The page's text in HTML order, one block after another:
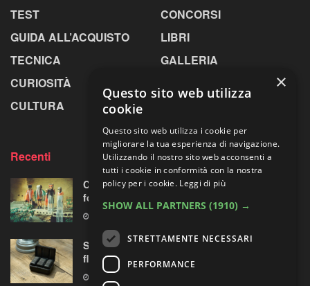
TEST
GUIDA ALL’ACQUISTO
TECNICA
CURIOSITÀ
CULTURA
CONCORSI
LIBRI
GALLERIA
Recenti
Centosessantasette candeline per la mostra
fotografica più longeva al mondo
Sony prepara la “rivoluzione” audio 32-bit
float per le sue mirrorless Alpha?
×
Questo sito web utilizza
cookie
Questo sito web utilizza i cookie per
migliorare la tua esperienza di navigazione.
Utilizzando il nostro sito web acconsenti a
tutti i cookie in conformità con la nostra
policy per i cookie. Leggi di più
SHOW ALL PARTNERS (1910) →
STRETTAMENTE NECESSARI
PERFORMANCE